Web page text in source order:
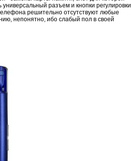
разъем и кнопки регулировки
решительно отсутствуют любые
непонятно, ибо слабый пол в своей